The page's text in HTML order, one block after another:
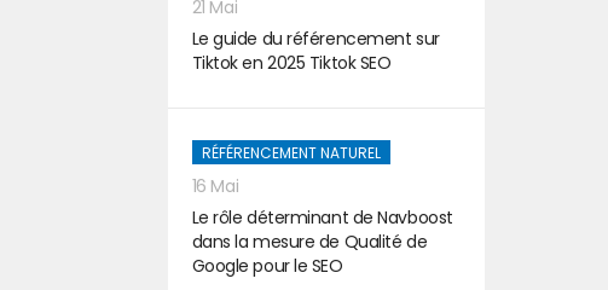
21 Mai
Le guide du référencement sur
Tiktok en 2025 Tiktok SEO
RÉFÉRENCEMENT NATUREL
16 Mai
Le rôle déterminant de Navboost
dans la mesure de Qualité de
Google pour le SEO